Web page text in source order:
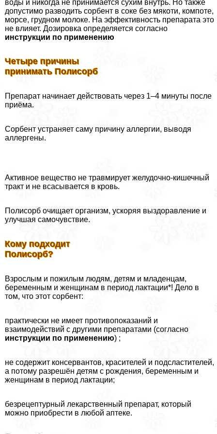
воды и никогда не принимается сухим внутрь. Но также
допустимо разводить сорбент в соке без мякоти, компоте,
морсе, грудном молоке. На эффективность препарата это
не влияет. Дозировка определяется согласно
инструкции по применению
Четыре причины
принимать Полисорб
Препарат начинает действовать через 1–4 минуты после
приёма.
Сорбент устраняет саму причину аллергии, выводя
аллергены.
Активное вещество не травмирует желудочно-кишечный
тpaкт и не всасывается в кровь.
Полисорб очищает организм, ускоряя выздоравление и
улучшая самочувствие.
Кому подходит
Полисорб?
Взрослым и пожилым людям, детям и младенцам,
беременным и женщинам в период лактации*! Дело в
том, что этот сорбент:
пpaктически не имеет противопоказаний и
взаимодействий с другими препаратами (согласно
инструкции по применению) ;
не содержит консервантов, красителей и подсластителей,
а потому разрешён детям с рождения, беременным и
женщинам в период лактации;
безрецептурный лекарственный препарат, который
можно приобрести в любой аптеке.